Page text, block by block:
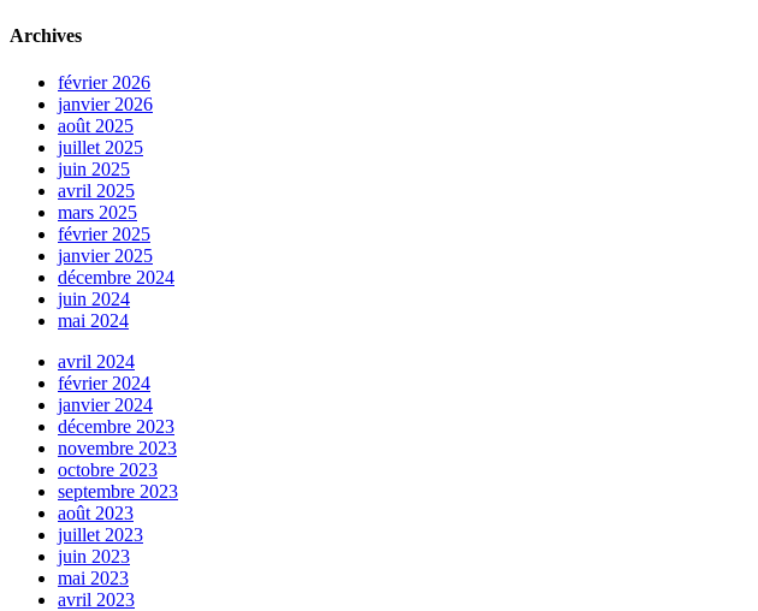
Archives
février 2026
janvier 2026
août 2025
juillet 2025
juin 2025
avril 2025
mars 2025
février 2025
janvier 2025
décembre 2024
juin 2024
mai 2024
avril 2024
février 2024
janvier 2024
décembre 2023
novembre 2023
octobre 2023
septembre 2023
août 2023
juillet 2023
juin 2023
mai 2023
avril 2023